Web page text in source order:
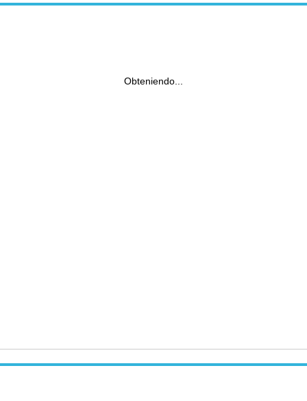
Obteniendo...